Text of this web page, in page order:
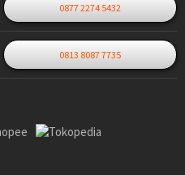
0877 2274 5432
0813 8087 7735